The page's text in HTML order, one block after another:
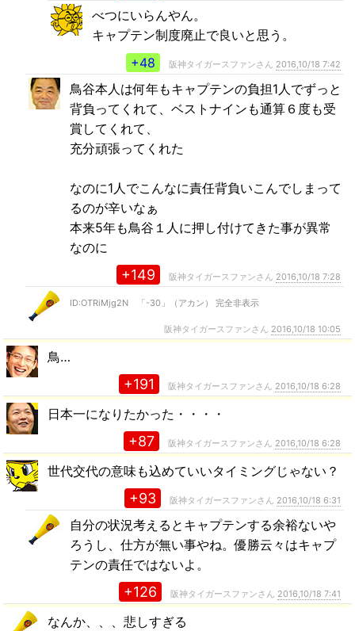
べつにいらんやん。
キャプテン制度廃止で良いと思う。
+48
阪神タイガースファンさん 2016,10/18 7:42
鳥谷本人は何年もキャプテンの負担1人でずっと
背負ってくれて、ベストナインも通算６度も受
賞してくれて、
充分頑張ってくれた
なのに1人でこんなに責任背負いこんでしまって
るのが辛いなぁ
本来5年も鳥谷１人に押し付けてきた事が異常
なのに
+149 阪神タイガースファンさん 2016,10/18 7:28
ID:OTRiMjg2N 「-30」（アカン） 完全非表示
阪神タイガースファンさん 2016,10/18 10:05
鳥…
+191 阪神タイガースファンさん 2016,10/18 6:28
日本一になりたかった・・・・
+87 阪神タイガースファンさん 2016,10/18 6:28
世代交代の意味も込めていいタイミングじゃない？
+93 阪神タイガースファンさん 2016,10/18 6:31
自分の状況考えるとキャプテンする余裕ないや
ろうし、仕方が無い事やね。優勝云々はキャプ
テンの責任ではないよ。
+126 阪神タイガースファンさん 2016,10/18 7:41
なんか、、、悲しすぎる